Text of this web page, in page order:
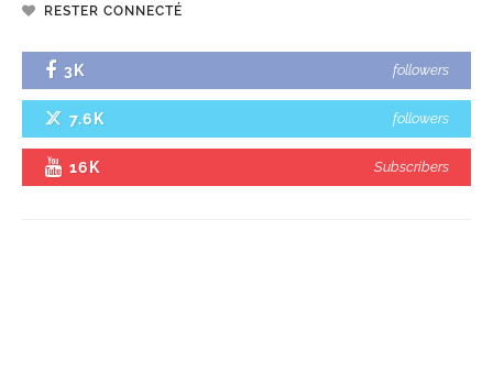
RESTER CONNECTÉ
3K followers
7.6K followers
16K Subscribers